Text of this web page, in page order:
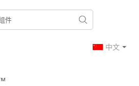
中文